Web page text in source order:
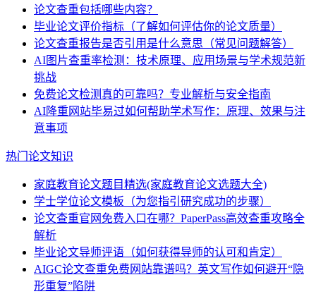
论文查重包括哪些内容？
毕业论文评价指标（了解如何评估你的论文质量）
论文查重报告是否引用是什么意思（常见问题解答）
AI图片查重率检测：技术原理、应用场景与学术规范新
挑战
免费论文检测真的可靠吗？专业解析与安全指南
AI降重网站毕易过如何帮助学术写作：原理、效果与注
意事项
热门论文知识
家庭教育论文题目精选(家庭教育论文选题大全)
学士学位论文模板（为您指引研究成功的步骤）
论文查重官网免费入口在哪？PaperPass高效查重攻略全
解析
毕业论文导师评语（如何获得导师的认可和肯定）
AIGC论文查重免费网站靠谱吗？英文写作如何避开“隐
形重复”陷阱